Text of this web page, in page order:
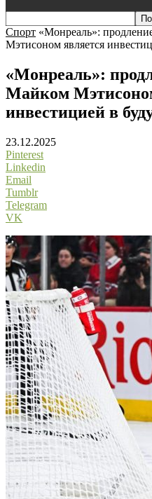
Спорт «Монреаль»:
Мэтисоном является
«Монреаль»:
Майком
инвестицией в
23.12.2025
Pinterest
Linkedin
Email
Tumblr
Telegram
VK